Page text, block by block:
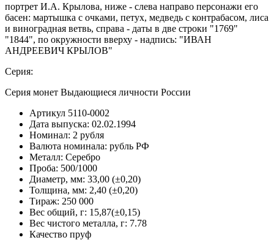
портрет И.А. Крылова, ниже - слева направо персонажи его
басен: мартышка с очками, петух, медведь с контрабасом, лиса
и виноградная ветвь, справа - даты в две строки "1769"
"1844", по окружности вверху - надпись: "ИВАН
АНДРЕЕВИЧ КРЫЛОВ"
Серия:
Серия монет Выдающиеся личности России
Артикул 5110-0002
Дата выпуска: 02.02.1994
Номинал: 2 рубля
Валюта номинала: рубль РФ
Металл: Серебро
Проба: 500/1000
Диаметр, мм: 33,00 (±0,20)
Толщина, мм: 2,40 (±0,20)
Тираж: 250 000
Вес общий, г: 15,87(±0,15)
Вес чистого металла, г: 7.78
Качество пруф